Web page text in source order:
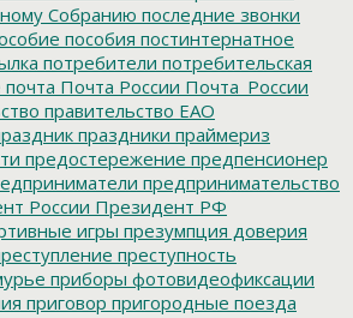
Собранию последние звонки
пособия постинтернатное
потребители потребительская
почта Почта России Почта_России
правительство ЕАО
праздники праймериз
предостережение предпенсионер
предпринимательство
России Президент РФ
игры презумпция доверия
преступность
приборы фотовидеофиксации
приговор пригородные поезда